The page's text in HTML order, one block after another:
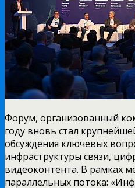
Форум, организованный
году вновь стал
обсуждения ключевых
инфраструктуры связи,
видеоконтента. В рамках
параллельных потока: